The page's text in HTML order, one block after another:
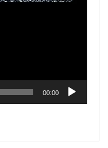
00:00